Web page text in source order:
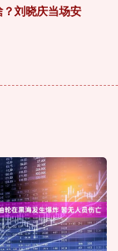
刘晓庆当场安